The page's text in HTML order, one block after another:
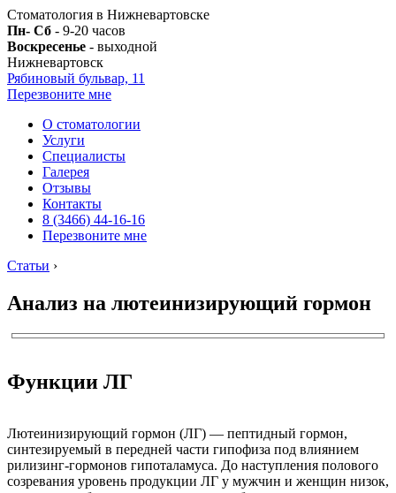
Стоматология в Нижневартовске
Пн- Сб - 9-20 часов
Воскресенье - выходной
Нижневартовск
Рябиновый бульвар, 11
Перезвоните мне
О стоматологии
Услуги
Специалисты
Галерея
Отзывы
Контакты
8 (3466) 44-16-16
Перезвоните мне
Статьи ›
Анализ на лютеинизирующий гормон
Функции ЛГ
Лютеинизирующий гормон (ЛГ) — пептидный гормон,
синтезируемый в передней части гипофиза под влиянием
рилизинг-гормонов гипоталамуса. До наступления полового
созревания уровень продукции ЛГ у мужчин и женщин низок,